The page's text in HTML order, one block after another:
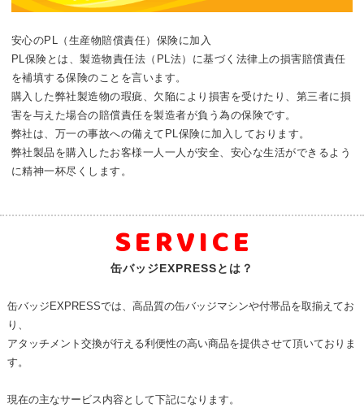
安心のPL（生産物賠償責任）保険に加入
PL保険とは、製造物責任法（PL法）に基づく法律上の損害賠償責任
を補填する保険のことを言います。
購入した弊社製造物の瑕疵、欠陥により損害を受けたり、第三者に損
害を与えた場合の賠償責任を製造者が負う為の保険です。
弊社は、万一の事故への備えてPL保険に加入しております。
弊社製品を購入したお客様一人一人が安全、安心な生活ができるよう
に精神一杯尽くします。
SERVICE
缶バッジEXPRESSとは？
缶バッジEXPRESSでは、高品質の缶バッジマシンや付帯品を取揃えてお
り、
アタッチメント交換が行える利便性の高い商品を提供させて頂いておりま
す。
現在の主なサービス内容として下記になります。